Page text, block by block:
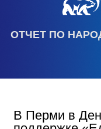
ОТЧЕТ ПО
В Перми в